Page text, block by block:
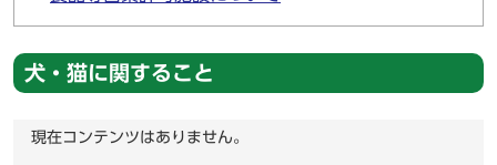
犬・猫に関すること
現在コンテンツはありません。